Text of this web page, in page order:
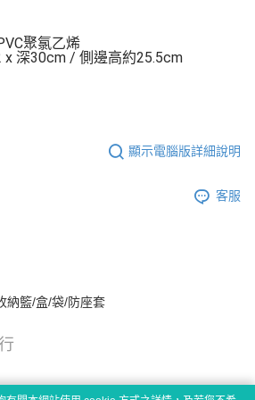
聚氯乙烯
x 深30cm / 側邊高約25.5cm
顯示電腦版詳細說明
客服
納籃/盒/袋/防座套